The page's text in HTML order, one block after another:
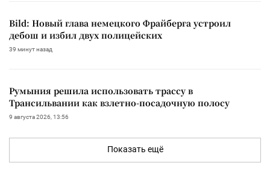
Bild: Новый глава немецкого Фрайберга устроил
дебош и избил двух полицейских
39 минут назад
Румыния решила использовать трассу в
Трансильвании как взлетно-посадочную полосу
9 августа 2026, 13:56
Показать ещё